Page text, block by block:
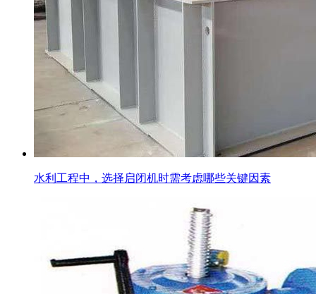
水利工程中，选择启闭机时需考虑哪些关键因素